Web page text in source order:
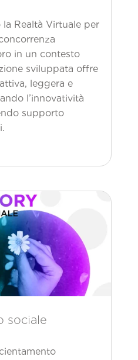
Realtà Virtuale per
in un contesto
sviluppata offre
leggera e
l’innovatività
supporto
sociale